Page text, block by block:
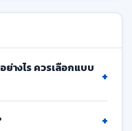
ย่างไร ควรเลือกแบบ +
+